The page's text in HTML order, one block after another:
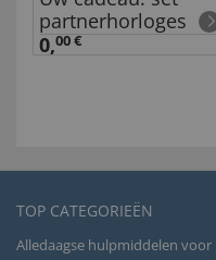
partnerhorloges
0,00 €
TOP CATEGORIEËN
Alledaagse hulpmiddelen voor